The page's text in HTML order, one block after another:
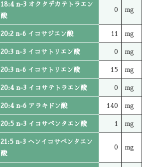
18:4 n-3 オクタデカテトラエン
酸
0 mg
20:2 n-6 イコサジエン酸 11 mg
20:3 n-3 イコサトリエン酸 0 mg
20:3 n-6 イコサトリエン酸 15 mg
20:4 n-3 イコサテトラエン酸 0 mg
20:4 n-6 アラキドン酸 140 mg
20:5 n-3 イコサペンタエン酸 1 mg
21:5 n-3 ヘンイコサペンタエン
酸
0 mg